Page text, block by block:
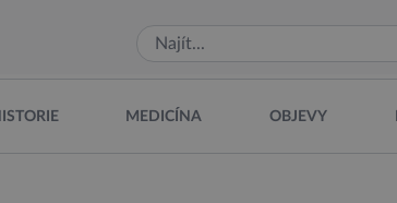
MEDICÍNA OBJEVY